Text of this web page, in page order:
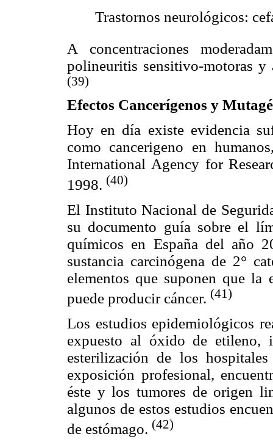
 Trastornos neurológicos:
A concentraciones
polineuritis sensitivo-motoras y
(39)
Efectos Cancerígenos y
Hoy en día existe evidencia
como cancerigeno en
International Agency for
1998. (40)
El Instituto Nacional de
su documento guía sobre el
químicos en España del año
sustancia carcinógena de 2°
elementos que suponen que la
puede producir cáncer. (41)
Los estudios epidemiológicos
expuesto al óxido de etileno,
esterilización de los
exposición profesional,
éste y los tumores de origen
algunos de estos estudios
de estómago. (42)